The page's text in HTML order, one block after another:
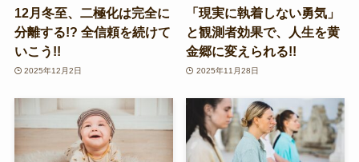
12月冬至、二極化は完全に
分離する!? 全信頼を続けて
いこう!!
2025年12月2日
「現実に執着しない勇気」
と観測者効果で、人生を黄
金郷に変えられる!!
2025年11月28日